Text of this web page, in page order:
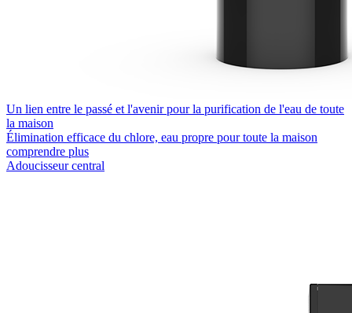
Un lien entre le passé et l'avenir pour la purification de l'eau de toute
la maison
Élimination efficace du chlore, eau propre pour toute la maison
comprendre plus
Adoucisseur central